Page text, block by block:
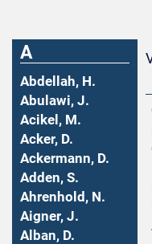
A
Abdellah, H.
Abulawi, J.
Acikel, M.
Acker, D.
Ackermann, D.
Adden, S.
Ahrenhold, N.
Aigner, J.
Alban, D.